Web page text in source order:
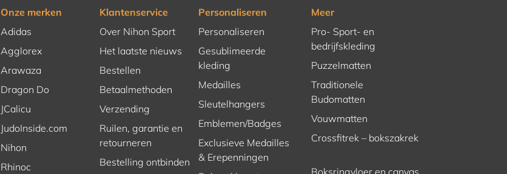
Onze merken
Adidas
Agglorex
Arawaza
Dragon Do
JCalicu
JudoInside.com
Nihon
Rhinoc
Klantenservice
Over Nihon Sport
Het laatste nieuws
Bestellen
Betaalmethoden
Verzending
Ruilen, garantie en
retourneren
Bestelling ontbinden
Personaliseren
Personaliseren
Gesublimeerde
kleding
Medailles
Sleutelhangers
Emblemen/Badges
Exclusieve Medailles
& Erepenningen
Meer
Pro- Sport- en
bedrijfskleding
Puzzelmatten
Traditionele
Budomatten
Vouwmatten
Crossfitrek – bokszakrek
Boksringvloer en canvas